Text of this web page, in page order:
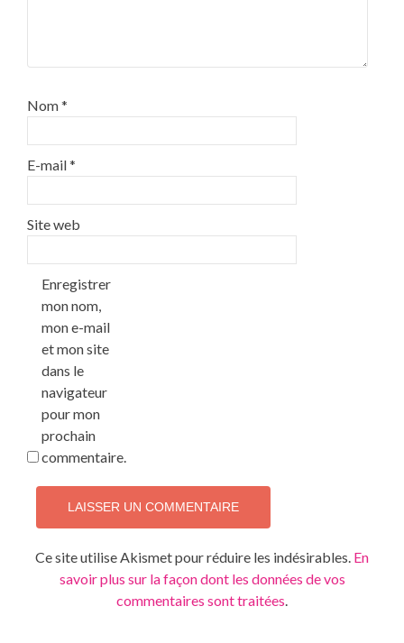
Nom*
E-mail*
Site web
Enregistrer
mon nom,
mon e-mail
et mon site
dans le
navigateur
pour mon
prochain
commentaire.
Ce site utilise Akismet pour réduire les indésirables. En
savoir plus sur la façon dont les données de vos
commentaires sont traitées.